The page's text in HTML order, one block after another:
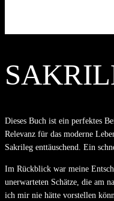
Dieses Buch ist ein perfektes
Relevanz für das moderne
Sakrileg enttäuschend. Ein
Im Rückblick war meine
unerwarteten Schätze, die am
ich mir nie hätte vorstellen